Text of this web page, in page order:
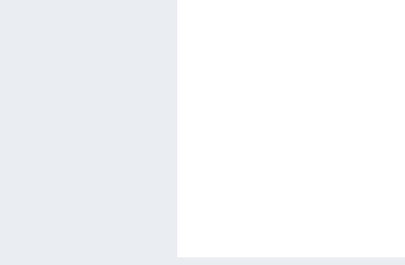
【衝撃】YouTuber山口達
を突破してしまう←正直、こ
有吉「『俺テレビ見ない』
義兄嫁が自宅をサロンにし
ハードオフに売っていた4
私「ちょっと、人の家の金